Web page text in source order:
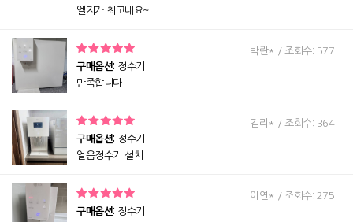
엘지가 최고네요~
구매옵션: 정수기
만족합니다
박란* / 조회수: 577
구매옵션: 정수기
얼음정수기 설치
김리* / 조회수: 364
구매옵션: 정수기
이연* / 조회수: 275